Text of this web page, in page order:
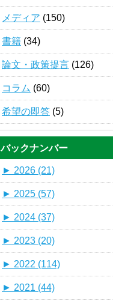
メディア (150)
書籍 (34)
論文・政策提言 (126)
コラム (60)
希望の即答 (5)
バックナンバー
► 2026 (21)
► 2025 (57)
► 2024 (37)
► 2023 (20)
► 2022 (114)
► 2021 (44)